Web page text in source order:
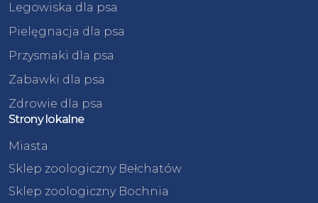
Legowiska dla psa
Pielęgnacja dla psa
Przysmaki dla psa
Zabawki dla psa
Zdrowie dla psa
Strony lokalne
Miasta
Sklep zoologiczny Bełchatów
Sklep zoologiczny Bochnia